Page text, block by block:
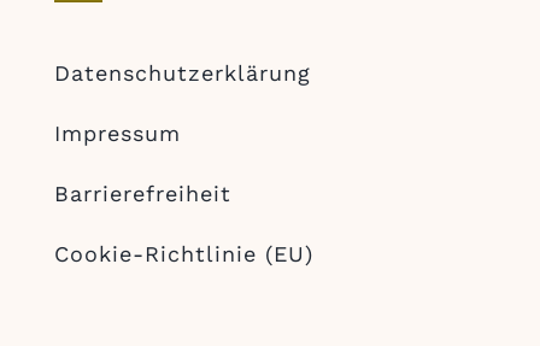
Datenschutzerklärung
Impressum
Barrierefreiheit
Cookie-Richtlinie (EU)